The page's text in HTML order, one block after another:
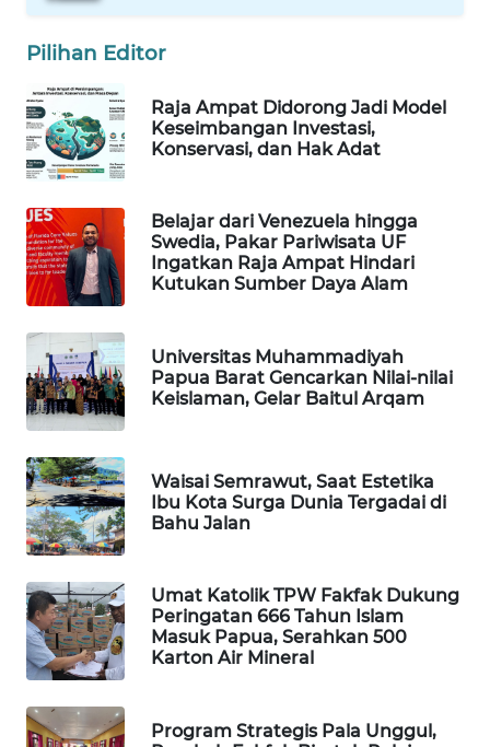
Pilihan Editor
Raja Ampat Didorong Jadi Model
Keseimbangan Investasi,
Konservasi, dan Hak Adat
Belajar dari Venezuela hingga
Swedia, Pakar Pariwisata UF
Ingatkan Raja Ampat Hindari
Kutukan Sumber Daya Alam
Universitas Muhammadiyah
Papua Barat Gencarkan Nilai-nilai
Keislaman, Gelar Baitul Arqam
Waisai Semrawut, Saat Estetika
Ibu Kota Surga Dunia Tergadai di
Bahu Jalan
Umat Katolik TPW Fakfak Dukung
Peringatan 666 Tahun Islam
Masuk Papua, Serahkan 500
Karton Air Mineral
Program Strategis Pala Unggul,
Network
LISTRIK
MASYARAKAT
KELISTRIKAN
WALINKI
ID
MAWAKA
ID
MARTABAT
NET
PLN
WATCH
MKLI
LPKKI
LKKI
KOPEKLIN